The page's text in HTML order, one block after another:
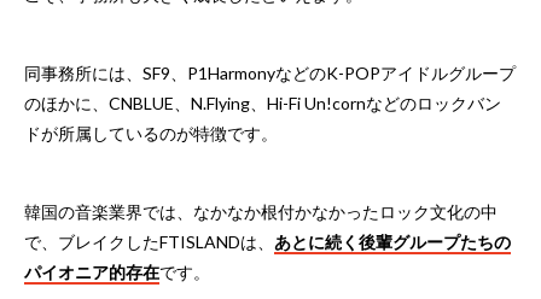
同事務所には、SF9、P1HarmonyなどのK-POPアイドルグループ
のほかに、CNBLUE、N.Flying、Hi-Fi Un!cornなどのロックバン
ドが所属しているのが特徴です。
韓国の音楽業界では、なかなか根付かなかったロック文化の中
で、ブレイクしたFTISLANDは、 あとに続く後輩グループたちの
パイオニア的存在です。